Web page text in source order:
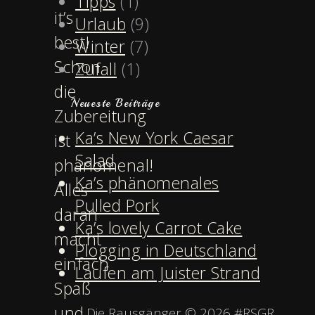
it’s
best!
Schon
die
Zubereitung
ist
phänomenal!
Alles
daran
macht
einfach
Spaß
Urlaub (9)
Winter (7)
Zufall (1)
Neueste Beiträge
Ka’s New York Caesar
Salad
Ka’s phänomenales
Pulled Pork
Ka’s lovely Carrot Cake
Plogging in Deutschland
Laufen am Juister Strand